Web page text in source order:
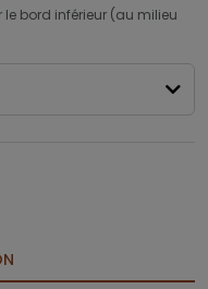
bord inférieur (au milieu